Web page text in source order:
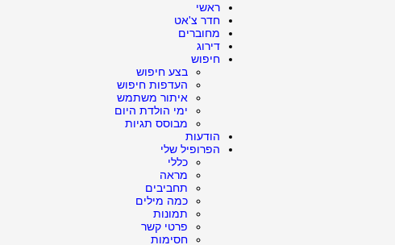
ראשי
חדר צ'אט
מחוברים
דירוג
חיפוש
בצע חיפוש
העדפות חיפוש
איתור משתמש
ימי הולדת היום
מבוסס תגיות
הודעות
הפרופיל שלי
כללי
מראה
תחביבים
כמה מילים
תמונות
פרטי קשר
חסימות